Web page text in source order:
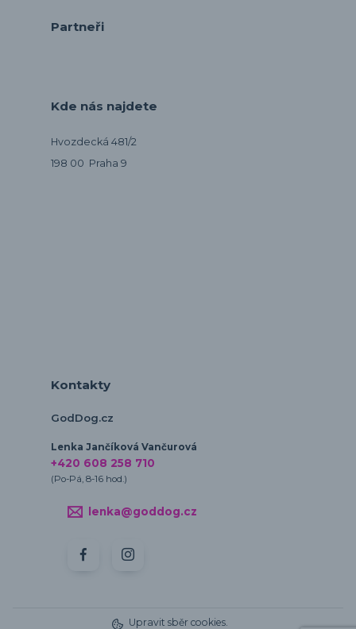
Partneři
Kde nás najdete
Hvozdecká 481/2
198 00 Praha 9
Kontakty
GodDog.cz
Lenka Jančíková Vančurová
+420 608 258 710
(Po-Pá, 8-16 hod.)
lenka@goddog.cz
Upravit sběr cookies.